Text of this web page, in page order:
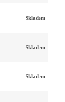
Skladem
Skladem
Skladem